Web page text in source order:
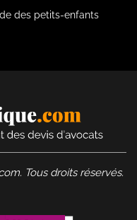
des petits-enfants
Tous droits réservés.